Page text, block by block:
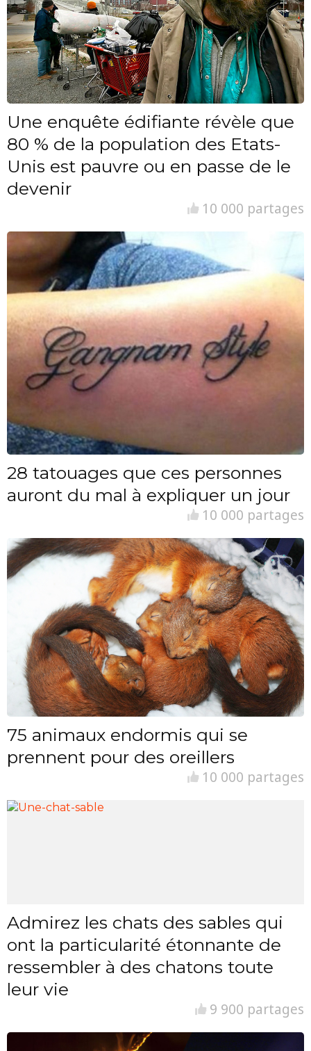
Une enquête édifiante révèle que
80 % de la population des Etats-
Unis est pauvre ou en passe de le
devenir
10 000 partages
28 tatouages que ces personnes
auront du mal à expliquer un jour
10 000 partages
75 animaux endormis qui se
prennent pour des oreillers
10 000 partages
Admirez les chats des sables qui
ont la particularité étonnante de
ressembler à des chatons toute
leur vie
9 900 partages